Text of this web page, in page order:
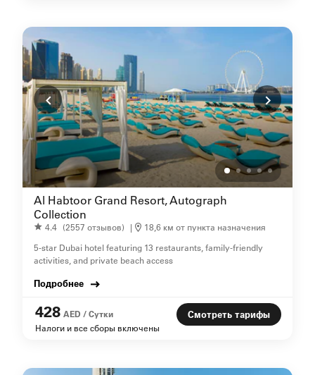
Al Habtoor Grand Resort, Autograph
Collection
4.4 (2557 отзывов) |
18,6 км от пункта назначения
5-star Dubai hotel featuring 13 restaurants, family-friendly
activities, and private beach access
Подробнее
428 AED / Сутки
Налоги и все сборы включены
Смотреть тарифы